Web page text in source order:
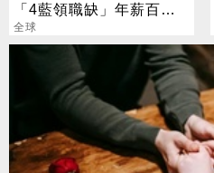
「4藍領職缺」年薪百萬
不是夢
全球